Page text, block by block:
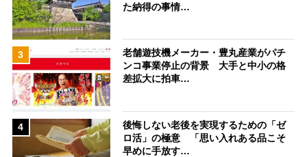
た納得の事情…
3
老舗遊技機メーカー・豊丸産業がパチ
ンコ事業停止の背景 大手と中小の格
差拡大に拍車…
4
後悔しない老後を実現するための「ゼ
ロ活」の極意 「思い入れある品こそ
早めに手放す…